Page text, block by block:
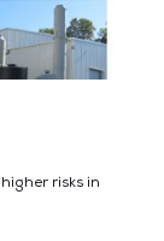
risks in